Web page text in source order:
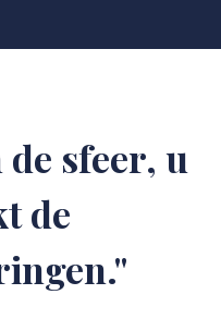
sfeer, u
de